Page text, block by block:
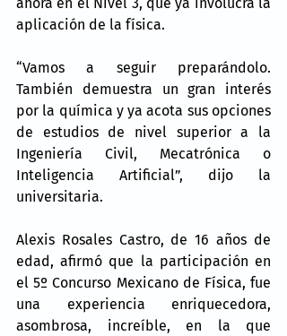
ahora en el Nivel 3, que ya involucra la
aplicación de la física.
“Vamos a seguir preparándolo.
También demuestra un gran interés
por la química y ya acota sus opciones
de estudios de nivel superior a la
Ingeniería Civil, Mecatrónica o
Inteligencia Artificial”, dijo la
universitaria.
Alexis Rosales Castro, de 16 años de
edad, afirmó que la participación en
el 5º Concurso Mexicano de Física, fue
una experiencia enriquecedora,
asombrosa, increíble, en la que